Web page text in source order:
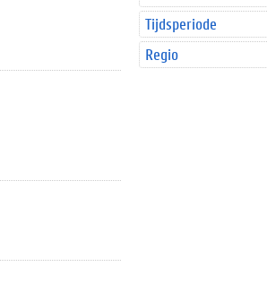
Tijdsperiode
Regio